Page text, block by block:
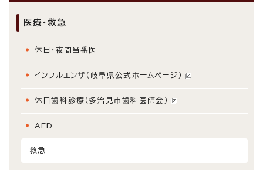
医療・救急
休日・夜間当番医
インフルエンザ（岐阜県公式ホームページ）
休日歯科診療（多治見市歯科医師会）
AED
救急